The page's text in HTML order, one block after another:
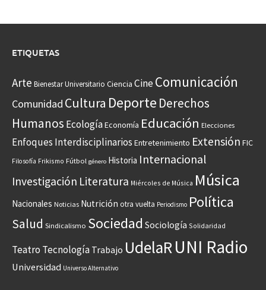
ETIQUETAS
Arte Bienestar Universitario Ciencia CineComunicación
Comunidad Cultura Deporte Derechos
Humanos EcologíaEconomía Educación Elecciones
Enfoques Interdisciplinarios Entretenimiento Extensión FIC
Filosofía Frikismo Fútbol género Historia Internacional
Investigación Literatura Miércoles de Música Música
Nacionales Noticias Nutrición otra vuelta Periodismo Política
Salud Sindicalismo Sociedad Sociología Solidaridad
Teatro Tecnología Trabajo UdelaRUNI Radio
Universidad Universo Alternativo